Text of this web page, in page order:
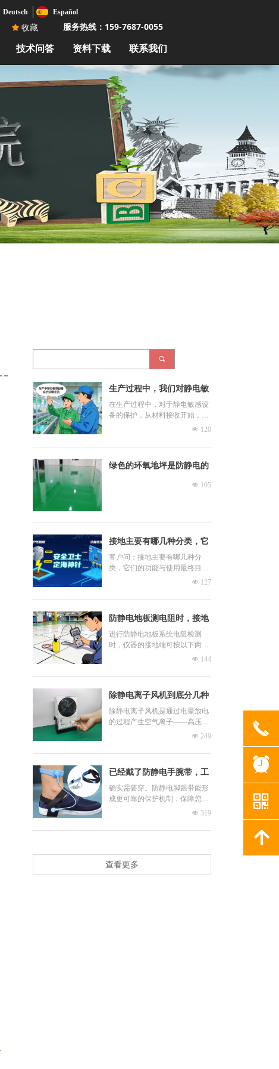
끄 收藏
Deutsch Español
服务热线：159-7687-0055
技术问答 资料下载 联系我们
끠
生产过程中，我们对静电敏
感设备的保护要从那里开
始？
在生产过程中，对于静电敏感设
备的保护，从材料接收开始，清
点存储，直到生产流程结束都非
处理过程中，该设备应由已经接
넶 120
绿色的环氧地坪是防静电的
吗？可以当作防静电地板使
넶 105
接地主要有哪几种分类，它
们的功能与使用最终目的又
分别是什么？
客户问：接地主要有哪几种分
类，它们的功能与使用最终目的
接地和功能性接地两大类。
넶 127
防静电地板测电阻时，接地
端得连到哪儿才靠谱啊
进行防静电地板系统电阻检测
时，仪器的接地端可按以下两种
测试仪 或 专业的接地电阻测试
地板表面的电极上，另一根线应
连接至可靠的公共接地点。此接
地点需为建筑物内独立、规范的
地板自身的接地网络。
넶 144
除静电离子风机到底分几种
类型啊？
除静电离子风机是通过电晕放电
的过程产生空气离子——高压施
加到尖端后，会生成大量空气离
鼓风机来增强性能。目前常见的
离子风机，脉冲直流电离器，稳
态直流电离器
넶 249
已经戴了防静电手腕带，工
作时候还需要穿脚跟带吗？
确实需要穿。防静电脚跟带能形
成更可靠的保护机制，保障您和
ESDS设备的安全。 即使佩戴了
的员工提供额外的接地路径，有
腕带意外失效的情况下，这层防
护尤为重要。
넶 319
查看更多
끅
뀥
낃
녕